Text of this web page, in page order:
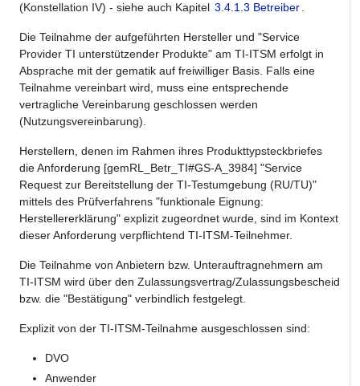
(Konstellation IV) - siehe auch Kapitel 3.4.1.3 Betreiber.
Die Teilnahme der aufgeführten Hersteller und "Service
Provider TI unterstützender Produkte" am TI-ITSM erfolgt in
Absprache mit der gematik auf freiwilliger Basis. Falls eine
Teilnahme vereinbart wird, muss eine entsprechende
vertragliche Vereinbarung geschlossen werden
(Nutzungsvereinbarung).
Herstellern, denen im Rahmen ihres Produkttypsteckbriefes
die Anforderung [gemRL_Betr_TI#GS-A_3984] "Service
Request zur Bereitstellung der TI-Testumgebung (RU/TU)"
mittels des Prüfverfahrens "funktionale Eignung:
Herstellererklärung" explizit zugeordnet wurde, sind im Kontext
dieser Anforderung verpflichtend TI-ITSM-Teilnehmer.
Die Teilnahme von Anbietern bzw. Unterauftragnehmern am
TI-ITSM wird über den Zulassungsvertrag/Zulassungsbescheid
bzw. die "Bestätigung" verbindlich festgelegt.
Explizit von der TI-ITSM-Teilnahme ausgeschlossen sind:
DVO
Anwender